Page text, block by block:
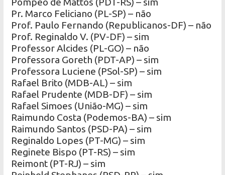
Pr. Marco Feliciano (PL-SP) – não
Prof. Paulo Fernando (Republicanos-DF) – não
Prof. Reginaldo V. (PV-DF) – sim
Professor Alcides (PL-GO) – não
Professora Goreth (PDT-AP) – sim
Professora Luciene (PSol-SP) – sim
Rafael Brito (MDB-AL) – sim
Rafael Prudente (MDB-DF) – sim
Rafael Simoes (União-MG) – sim
Raimundo Costa (Podemos-BA) – sim
Raimundo Santos (PSD-PA) – sim
Reginaldo Lopes (PT-MG) – sim
Reginete Bispo (PT-RS) – sim
Reimont (PT-RJ) – sim